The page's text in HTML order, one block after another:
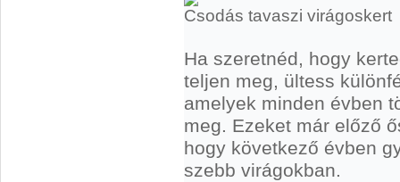
Csodás tavaszi virágoskert
Ha szeretnéd, hogy
teljen meg, ültess
amelyek minden évben
meg. Ezeket már előző
hogy következő évben
szebb virágokban.